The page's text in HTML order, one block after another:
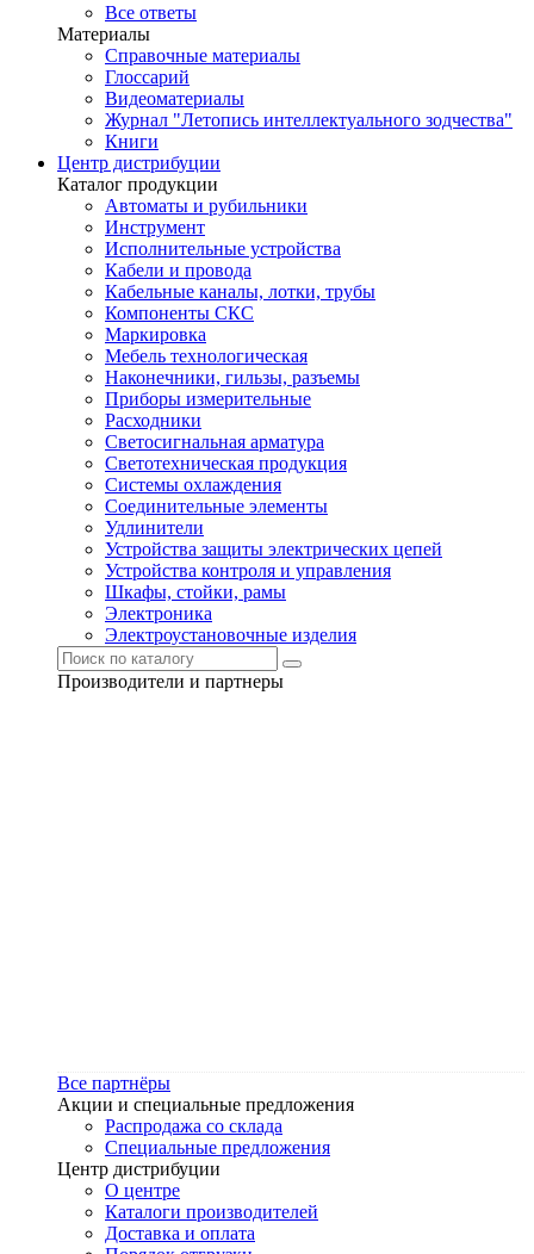
Все ответы
Материалы
Справочные материалы
Глоссарий
Видеоматериалы
Журнал "Летопись интеллектуального зодчества"
Книги
Центр дистрибуции
Каталог продукции
Автоматы и рубильники
Инструмент
Исполнительные устройства
Кабели и провода
Кабельные каналы, лотки, трубы
Компоненты СКС
Маркировка
Мебель технологическая
Наконечники, гильзы, разъемы
Приборы измерительные
Расходники
Светосигнальная арматура
Светотехническая продукция
Системы охлаждения
Соединительные элементы
Удлинители
Устройства защиты электрических цепей
Устройства контроля и управления
Шкафы, стойки, рамы
Электроника
Электроустановочные изделия
Производители и партнеры
Все партнёры
Акции и специальные предложения
Распродажа со склада
Специальные предложения
Центр дистрибуции
О центре
Каталоги производителей
Доставка и оплата